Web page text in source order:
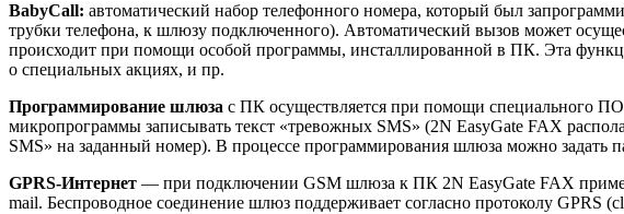
BabyCall: автоматический набор телефонного номера, который был
трубки телефона, к шлюзу подключенного). Автоматический вызов может
происходит при помощи особой программы, инсталлированной в ПК. Эта
о специальных акциях, и пр.
Программирование шлюза с ПК осуществляется при помощи специального
микропрограммы записывать текст «тревожных SMS» (2N EasyGate FAX
SMS» на заданный номер). В процессе программирования шлюза можно задать
GPRS-Интернет — при подключении GSM шлюза к ПК 2N EasyGate FAX
mail. Беспроводное соединение шлюз поддерживает согласно протоколу GPRS